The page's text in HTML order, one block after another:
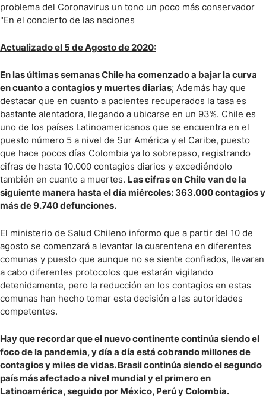
problema del Coronavirus un tono un poco más conservador
"En el concierto de las naciones
Actualizado el 5 de Agosto de 2020:
En las últimas semanas Chile ha comenzado a bajar la curva
en cuanto a contagios y muertes diarias; Además hay que
destacar que en cuanto a pacientes recuperados la tasa es
bastante alentadora, llegando a ubicarse en un 93%. Chile es
uno de los países Latinoamericanos que se encuentra en el
puesto número 5 a nivel de Sur América y el Caribe, puesto
que hace pocos días Colombia ya lo sobrepaso, registrando
cifras de hasta 10.000 contagios diarios y excediéndolo
también en cuanto a muertes. Las cifras en Chile van de la
siguiente manera hasta el día miércoles: 363.000 contagios y
más de 9.740 defunciones.
El ministerio de Salud Chileno informo que a partir del 10 de
agosto se comenzará a levantar la cuarentena en diferentes
comunas y puesto que aunque no se siente confiados, llevaran
a cabo diferentes protocolos que estarán vigilando
detenidamente, pero la reducción en los contagios en estas
comunas han hecho tomar esta decisión a las autoridades
competentes.
Hay que recordar que el nuevo continente continúa siendo el
foco de la pandemia, y día a día está cobrando millones de
contagios y miles de vidas. Brasil continúa siendo el segundo
país más afectado a nivel mundial y el primero en
Latinoamérica, seguido por México, Perú y Colombia.